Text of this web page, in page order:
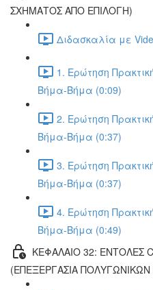
ΣΧΗΜΑΤΟΣ ΑΠΟ ΕΠΙΛΟΓΗ)
Διδασκαλία με
1. Ερώτηση
Βήμα-Βήμα (0:09)
2. Ερώτηση
Βήμα-Βήμα (0:37)
3. Ερώτηση
Βήμα-Βήμα (0:37)
4. Ερώτηση
Βήμα-Βήμα (0:49)
ΚΕΦΑΛΑΙΟ 32: ΕΝΤΟΛΕΣ
(ΕΠΕΞΕΡΓΑΣΙΑ